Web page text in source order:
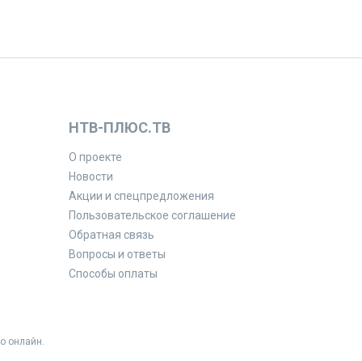
НТВ-ПЛЮС.ТВ
О проекте
Новости
Акции и спецпредложения
Пользовательское соглашение
Обратная связь
Вопросы и ответы
Способы оплаты
онлайн.